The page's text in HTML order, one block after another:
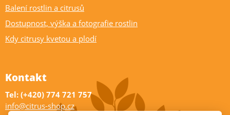
Balení rostlin a citrusů
Dostupnost, výška a fotografie rostlin
Kdy citrusy kvetou a plodí
Kontakt
Tel: (+420) 774 721 757
info@citrus-shop.cz